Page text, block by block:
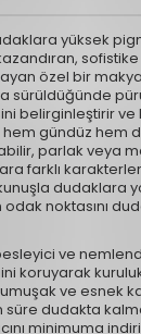
yüksek
özel bir
sürüldüğünde
belirginleştirir ve
gündüz hem
parlak veya
farklı karakterler
dudaklara
noktasını
ve
koruyarak
ve esnek
süre dudakta
minimuma